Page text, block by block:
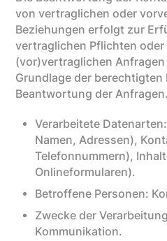
von vertraglichen oder
Beziehungen erfolgt zur
vertraglichen Pflichten
(vor)vertraglichen
Grundlage der berechtigten
Beantwortung der Anfragen.
Verarbeitete
Namen, Adressen),
Telefonnummern),
Onlineformularen).
Betroffene Personen:
Zwecke der
Kommunikation.